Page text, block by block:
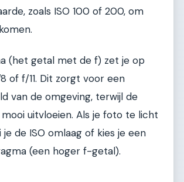
zoals ISO 100 of 200, om
(het getal met de f) zet je op
of f/11. Dit zorgt voor een
van de omgeving, terwijl de
uitvloeien. Als je foto te licht
de ISO omlaag of kies je een
(een hoger f-getal).